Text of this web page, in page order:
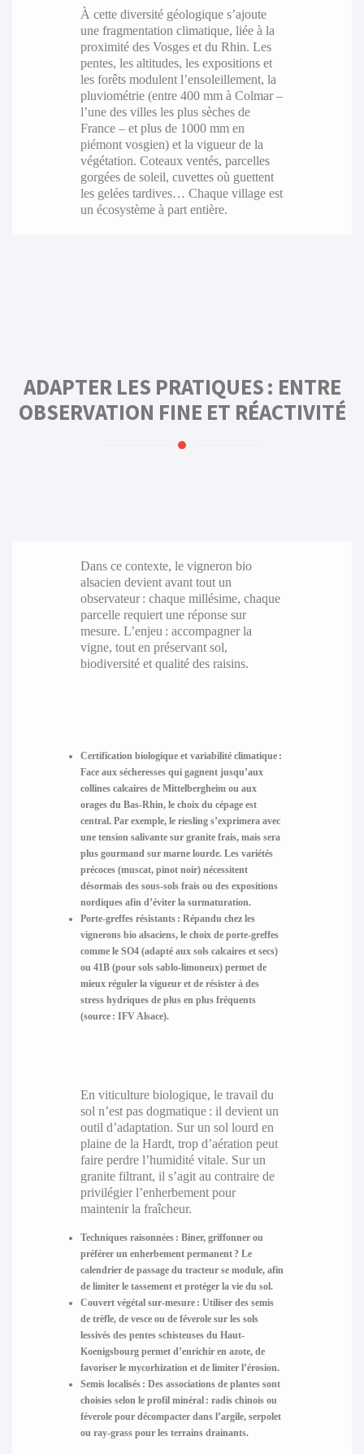
À cette diversité géologique s’ajoute
une fragmentation climatique, liée à la
proximité des Vosges et du Rhin. Les
pentes, les altitudes, les expositions et
les forêts modulent l’ensoleillement, la
pluviométrie (entre 400 mm à Colmar –
l’une des villes les plus sèches de
France – et plus de 1000 mm en
piémont vosgien) et la vigueur de la
végétation. Coteaux ventés, parcelles
gorgées de soleil, cuvettes où guettent
les gelées tardives… Chaque village est
un écosystème à part entière.
ADAPTER LES PRATIQUES : ENTRE
OBSERVATION FINE ET RÉACTIVITÉ
Dans ce contexte, le vigneron bio
alsacien devient avant tout un
observateur : chaque millésime, chaque
parcelle requiert une réponse sur
mesure. L’enjeu : accompagner la
vigne, tout en préservant sol,
biodiversité et qualité des raisins.
Certification biologique et variabilité climatique :
Face aux sécheresses qui gagnent jusqu’aux
collines calcaires de Mittelbergheim ou aux
orages du Bas-Rhin, le choix du cépage est
central. Par exemple, le riesling s’exprimera avec
une tension salivante sur granite frais, mais sera
plus gourmand sur marne lourde. Les variétés
précoces (muscat, pinot noir) nécessitent
désormais des sous-sols frais ou des expositions
nordiques afin d’éviter la surmaturation.
Porte-greffes résistants : Répandu chez les
vignerons bio alsaciens, le choix de porte-greffes
comme le SO4 (adapté aux sols calcaires et secs)
ou 41B (pour sols sablo-limoneux) permet de
mieux réguler la vigueur et de résister à des
stress hydriques de plus en plus fréquents
(source : IFV Alsace).
En viticulture biologique, le travail du
sol n’est pas dogmatique : il devient un
outil d’adaptation. Sur un sol lourd en
plaine de la Hardt, trop d’aération peut
faire perdre l’humidité vitale. Sur un
granite filtrant, il s’agit au contraire de
privilégier l’enherbement pour
maintenir la fraîcheur.
Techniques raisonnées : Biner, griffonner ou
préférer un enherbement permanent ? Le
calendrier de passage du tracteur se module, afin
de limiter le tassement et protéger la vie du sol.
Couvert végétal sur-mesure : Utiliser des semis
de trèfle, de vesce ou de féverole sur les sols
lessivés des pentes schisteuses du Haut-
Koenigsbourg permet d’enrichir en azote, de
favoriser le mycorhization et de limiter l’érosion.
Semis localisés : Des associations de plantes sont
choisies selon le profil minéral : radis chinois ou
féverole pour décompacter dans l’argile, serpolet
ou ray-grass pour les terrains drainants.